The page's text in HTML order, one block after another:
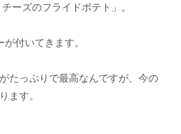
ーズのフライドポテト」。
付いてきます。
たっぷりで最高なんですが、今の
ます。